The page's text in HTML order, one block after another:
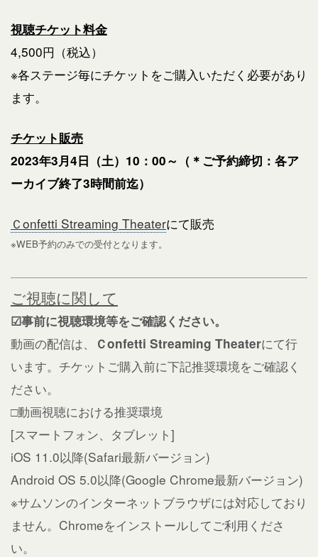
視聴チケット料金
4,500円（税込）
※各ステージ毎にチケットをご購入いただく必要があり
ます。
チケット販売
2023年3月4日（土）10：00～ （＊ご予約締切：各ア
ーカイブ終了3時間前迄）
Ｃonfetti Streaming Theaterにて販売
※WEB予約のみでの受付となります。
ご視聴に関して
☑事前に視聴環境等をご確認ください。
動画の配信は、 Ｃonfetti Streaming Theaterにて行
います。チケットご購入前に下記推奨環境をご確認く
ださい。
□動画視聴における推奨環境
[スマートフォン、タブレット]
iOS 11.0以降(Safari最新バージョン)
Android OS 5.0以降(Google Chrome最新バージョン)
※サムソンのインターネットブラウザには対応しており
ません。Chromeをインストールしてご利用くださ
い。